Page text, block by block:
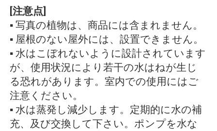
[注意点]
▪ 写真の植物は、商品には含まれません。
▪ 屋根のない屋外には、設置できません。
▪ 水はこぼれないように設計されています
が、使用状況により若干の水はねが生じ
る恐れがあります。室内での使用にはご
注意ください。
▪ 水は蒸発し減少します。定期的に水の補
充、及び交換して下さい。ポンプを水な